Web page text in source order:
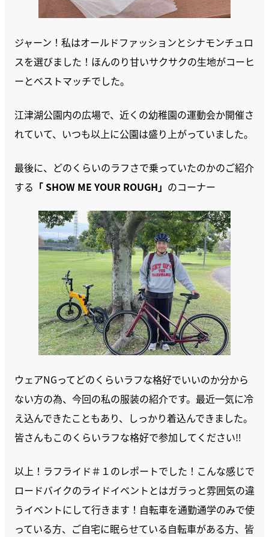
ジャーン！私はオールドファッションとシナモンチュロ
スを選びました！ほんのり甘いサクサクの生地がコーヒ
ーとベストマッチでした。
江津湖公園内の広場で、近くの幼稚園の運動会か開催さ
れていて、いつも以上に公園は盛り上がっていました。
最後に、どのくらいのラフさで乗っていたのかのご紹介
する 「 SHOW ME YOUR ROUGH」 のコーナー
ウェアNGってどのくらいラフな格好でいいのか分から
ない方の為、今回の私の服装の紹介です。最近一気に冷
え込んできたこともあり、しっかり着込んできました。
皆さんもこのくらいラフな格好で参加してください‼︎
以上！ラフライド＃１のレポートでした！こんな感じで
ロードバイクのライドイベントとはガラっと雰囲気の違
うイベントにして行きます！自転車を通勤通学のみで使
っている方、ご自宅に眠らせている自転車がある方、皆